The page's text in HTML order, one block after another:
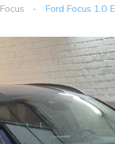
Focus Ford Focus 1.0